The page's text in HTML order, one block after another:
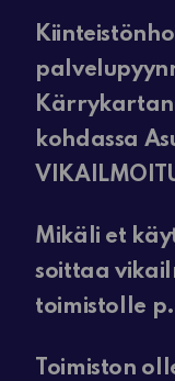
kohdassa
Mikäli et
soittaa
toimistolle p.
Toimiston